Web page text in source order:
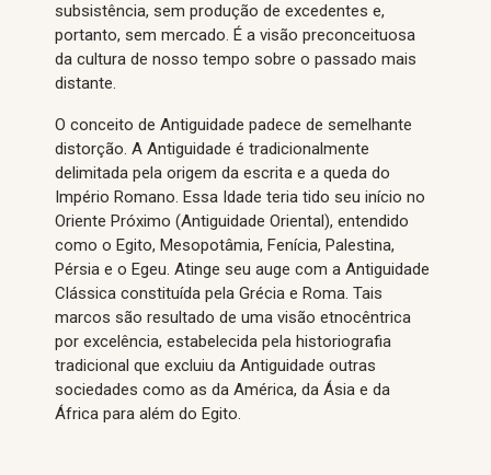
subsistência, sem produção de excedentes e,
portanto, sem mercado. É a visão preconceituosa
da cultura de nosso tempo sobre o passado mais
distante.
O conceito de Antiguidade padece de semelhante
distorção. A Antiguidade é tradicionalmente
delimitada pela origem da escrita e a queda do
Império Romano. Essa Idade teria tido seu início no
Oriente Próximo (Antiguidade Oriental), entendido
como o Egito, Mesopotâmia, Fenícia, Palestina,
Pérsia e o Egeu. Atinge seu auge com a Antiguidade
Clássica constituída pela Grécia e Roma. Tais
marcos são resultado de uma visão etnocêntrica
por excelência, estabelecida pela historiografia
tradicional que excluiu da Antiguidade outras
sociedades como as da América, da Ásia e da
África para além do Egito.